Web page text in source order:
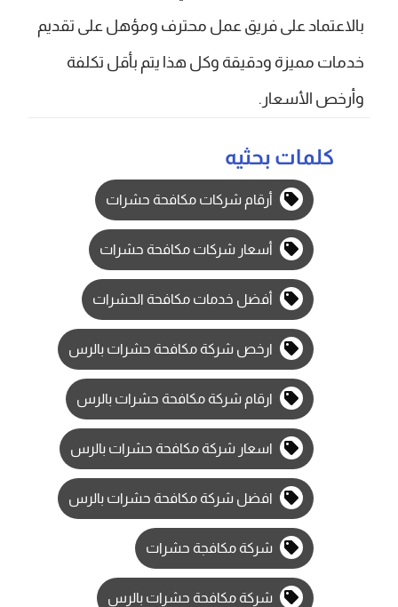
بالاعتماد على فريق عمل محترف ومؤهل على تقديم
خدمات مميزة ودقيقة وكل هذا يتم بأقل تكلفة
وأرخص الأسعار.
كلمات بحثيه
أرقام شركات مكافحة حشرات
أسعار شركات مكافحة حشرات
أفضل خدمات مكافحة الحشرات
ارخص شركة مكافحة حشرات بالرس
ارقام شركة مكافحة حشرات بالرس
اسعار شركة مكافحة حشرات بالرس
افضل شركة مكافحة حشرات بالرس
شركة مكافجة حشرات
شركة مكافحة حشرات بالرس